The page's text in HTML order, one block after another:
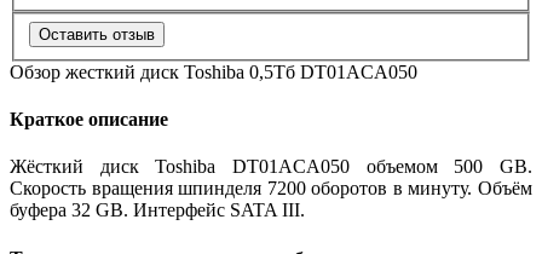
Оставить отзыв
Обзор жесткий диск Toshiba 0,5Тб DT01ACA050
Краткое описание
Жёсткий диск Toshiba DT01ACA050 объемом 500 GB.
Скорость вращения шпинделя 7200 оборотов в минуту. Объём
буфера 32 GB. Интерфейс SATA III.